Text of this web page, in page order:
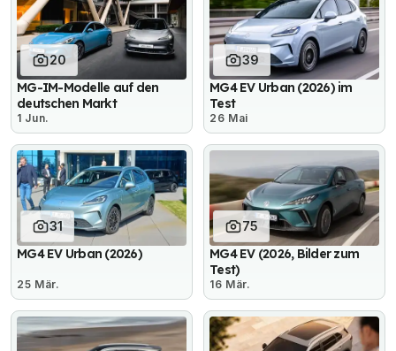
20
MG-IM-Modelle auf den
deutschen Markt
1 Jun.
39
MG4 EV Urban (2026) im
Test
26 Mai
31
MG4 EV Urban (2026)
25 Mär.
75
MG4 EV (2026, Bilder zum
Test)
16 Mär.